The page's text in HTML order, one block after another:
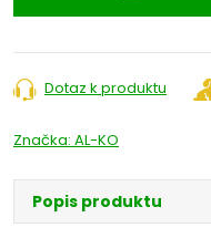
Dotaz k produktu
Značka: AL-KO
Popis produktu